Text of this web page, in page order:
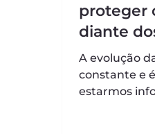
proteger
diante
A evolução
constante e
estarmos